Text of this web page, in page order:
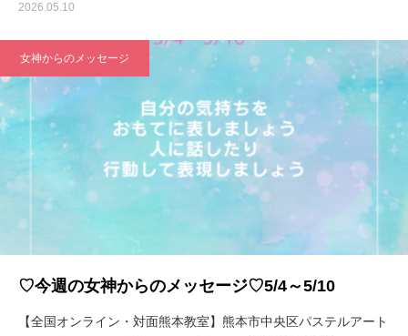
2026.05.10
女神からのメッセージ
♡今週の女神からのメッセージ♡5/4～5/10
【全国オンライン・対面熊本教室】熊本市中央区パステルアート